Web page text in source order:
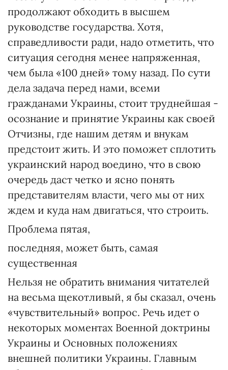
продолжают обходить в высшем
руководстве государства. Хотя,
справедливости ради, надо отметить, что
ситуация сегодня менее напряженная,
чем была «100 дней» тому назад. По сути
дела задача перед нами, всеми
гражданами Украины, стоит труднейшая -
осознание и принятие Украины как своей
Отчизны, где нашим детям и внукам
предстоит жить. И это поможет сплотить
украинский народ воедино, что в свою
очередь даст четко и ясно понять
представителям власти, чего мы от них
ждем и куда нам двигаться, что строить.
Проблема пятая,
последняя, может быть, самая
существенная
Нельзя не обратить внимания читателей
на весьма щекотливый, я бы сказал, очень
«чувствительный» вопрос. Речь идет о
некоторых моментах Военной доктрины
Украины и Основных положениях
внешней политики Украины. Главным